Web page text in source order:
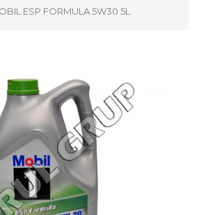
ESP FORMULA 5W30 5L